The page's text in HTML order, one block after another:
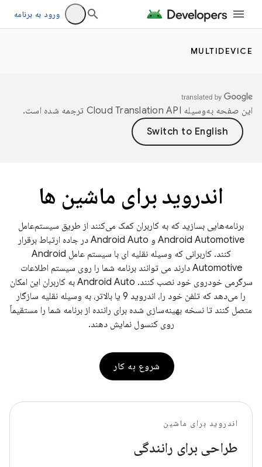
ورود به برنامه
MULTIDEVICE
این صفحه به‌وسیله ترجمه شده است.
اندروید برای ماشین ها
برنامه‌هایی بسازید که به کاربران کمک می‌کنند از طریق سیستم‌عامل
Android Automotive و Android Auto در جاده ارتباط برقرار
کنند. کاربرانی که وسیله نقلیه ای با سیستم عامل Android
Automotive دارند می توانند برنامه شما را روی سیستم اطلاعات
سرگرمی خودروی خود نصب کنند. Android Auto به کاربران این امکان
را می‌دهد که تلفن خود را، اندروید 9 یا بالاتر، به وسیله نقلیه سازگار
متصل کنند تا نسخه بهینه‌سازی شده برای راننده از برنامه شما را مستقیماً
روی کنسول نمایش دهند.
شروع به کار
اندروید برای ماشین
طراحی برای رانندگی